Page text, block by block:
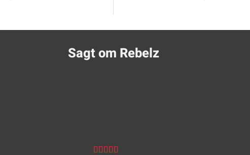
Sagt om Rebelz